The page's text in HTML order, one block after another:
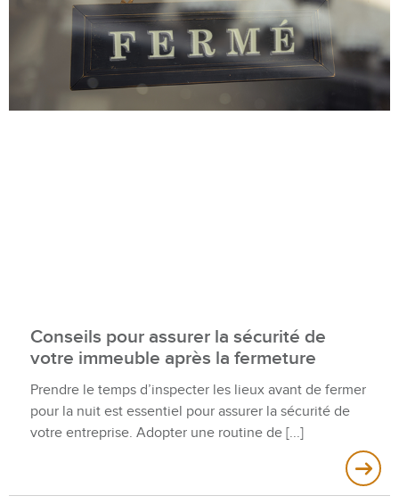
Conseils pour assurer la sécurité de
votre immeuble après la fermeture
Prendre le temps d’inspecter les lieux avant de fermer
pour la nuit est essentiel pour assurer la sécurité de
votre entreprise. Adopter une routine de